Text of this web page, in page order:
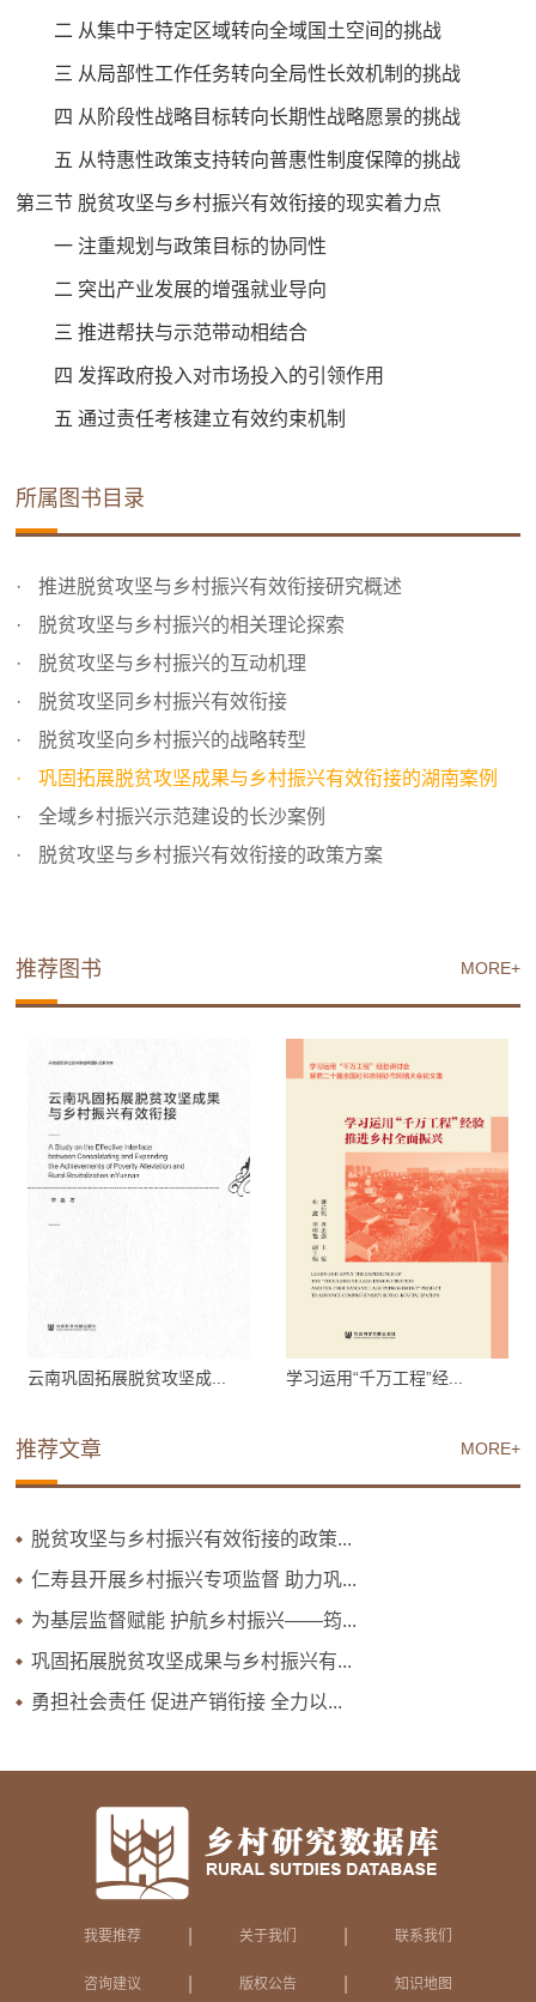
二 从集中于特定区域转向全域国土空间的挑战
三 从局部性工作任务转向全局性长效机制的挑战
四 从阶段性战略目标转向长期性战略愿景的挑战
五 从特惠性政策支持转向普惠性制度保障的挑战
第三节 脱贫攻坚与乡村振兴有效衔接的现实着力点
一 注重规划与政策目标的协同性
二 突出产业发展的增强就业导向
三 推进帮扶与示范带动相结合
四 发挥政府投入对市场投入的引领作用
五 通过责任考核建立有效约束机制
所属图书目录
推进脱贫攻坚与乡村振兴有效衔接研究概述
脱贫攻坚与乡村振兴的相关理论探索
脱贫攻坚与乡村振兴的互动机理
脱贫攻坚同乡村振兴有效衔接
脱贫攻坚向乡村振兴的战略转型
巩固拓展脱贫攻坚成果与乡村振兴有效衔接的湖南案例
全域乡村振兴示范建设的长沙案例
脱贫攻坚与乡村振兴有效衔接的政策方案
MORE+
推荐图书
云南巩固拓展脱贫攻坚成... 学习运用“千万工程”经...
MORE+
推荐文章
脱贫攻坚与乡村振兴有效衔接的政策...
仁寿县开展乡村振兴专项监督 助力巩...
为基层监督赋能 护航乡村振兴——筠...
巩固拓展脱贫攻坚成果与乡村振兴有...
勇担社会责任 促进产销衔接 全力以...
我要推荐 关于我们 联系我们
咨询建议 版权公告 知识地图